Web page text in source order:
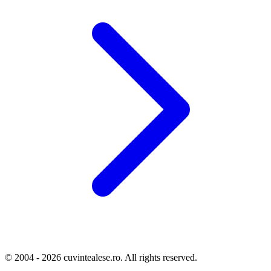
© 2004 - 2026 cuvintealese.ro. All rights reserved.